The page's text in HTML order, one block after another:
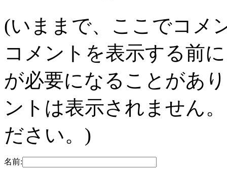
(いままで、ここでコメ
コメントを表示する前
が必要になることがあ
ントは表示されません
ださい。)
名前: